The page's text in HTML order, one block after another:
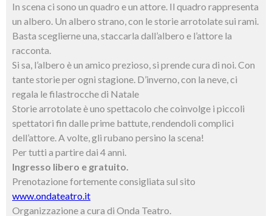
In scena ci sono un quadro e un attore. Il quadro rappresenta
un albero. Un albero strano, con le storie arrotolate sui rami.
Basta sceglierne una, staccarla dall’albero e l’attore la
racconta.
Si sa, l’albero è un amico prezioso, si prende cura di noi. Con
tante storie per ogni stagione. D’inverno, con la neve, ci
regala le filastrocche di Natale
Storie arrotolate è uno spettacolo che coinvolge i piccoli
spettatori fin dalle prime battute, rendendoli complici
dell’attore. A volte, gli rubano persino la scena!
Per tutti a partire dai 4 anni.
Ingresso libero e gratuito.
Prenotazione fortemente consigliata sul sito
www.ondateatro.it
Organizzazione a cura di Onda Teatro.